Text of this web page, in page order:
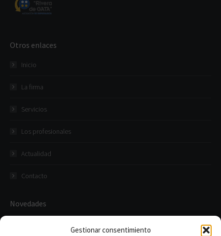
Gestionar consentimiento
Otros enlaces
Inicio
La firma
Servicios
Los profesionales
Actualidad
Contacto
Novedades
Abatex participa en una de las principales operaciones del